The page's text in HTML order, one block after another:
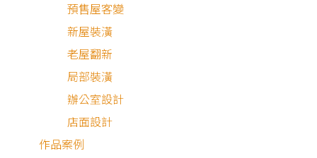
預售屋客變
新屋裝潢
老屋翻新
局部裝潢
辦公室設計
店面設計
作品案例
在這樣喧鬧的市場環境中，面對市場上同質性的商品，該如